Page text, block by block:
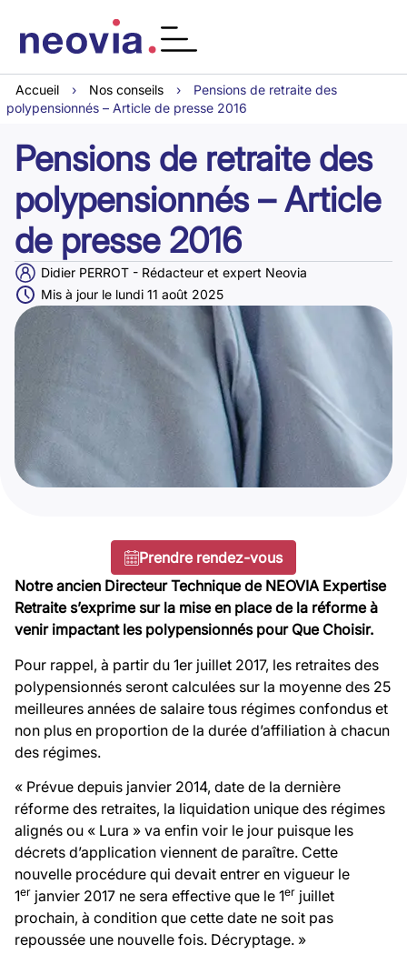
Accueil › Nos conseils ›
Pensions de retraite des
polypensionnés – Article de presse 2016
Pensions de retraite des
polypensionnés – Article
de presse 2016
Didier PERROT - Rédacteur et expert Neovia
Mis à jour le lundi 11 août 2025
Prendre rendez-vous
Notre ancien Directeur Technique de NEOVIA Expertise
Retraite s’exprime sur la mise en place de la réforme à
venir impactant les polypensionnés pour Que Choisir.
Pour rappel, à partir du 1er juillet 2017, les retraites des
polypensionnés seront calculées sur la moyenne des 25
meilleures années de salaire tous régimes confondus et
non plus en proportion de la durée d’affiliation à chacun
des régimes.
« Prévue depuis janvier 2014, date de la dernière
réforme des retraites, la liquidation unique des régimes
alignés ou « Lura » va enfin voir le jour puisque les
décrets d’application viennent de paraître. Cette
nouvelle procédure qui devait entrer en vigueur le
1er janvier 2017 ne sera effective que le 1er juillet
prochain, à condition que cette date ne soit pas
repoussée une nouvelle fois. Décryptage. »